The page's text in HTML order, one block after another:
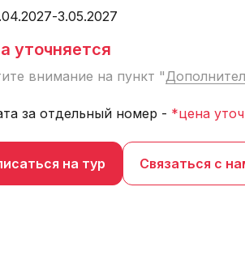
-3.05.2027
уточняется
внимание на пункт "
за отдельный номер - *цена
на тур Связаться с